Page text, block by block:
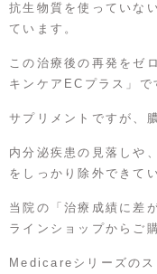
抗生物質を使っていな
ています。
この治療後の再発をゼ
キンケアECプラス」で
サプリメントですが、
内分泌疾患の見落しや
をしっかり除外できて
当院の「治療成績に差
ラインショップからご
Medicareシリーズのス